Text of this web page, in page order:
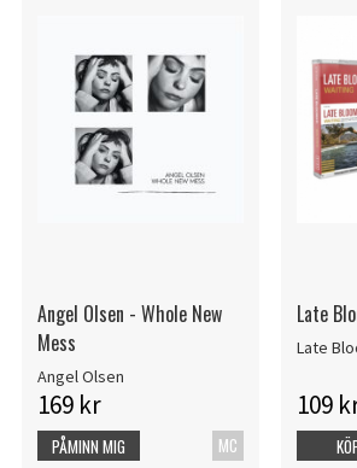
Angel Olsen - Whole New
Mess
Angel Olsen
169 kr
MC
PÅMINN MIG
Late
Late
109